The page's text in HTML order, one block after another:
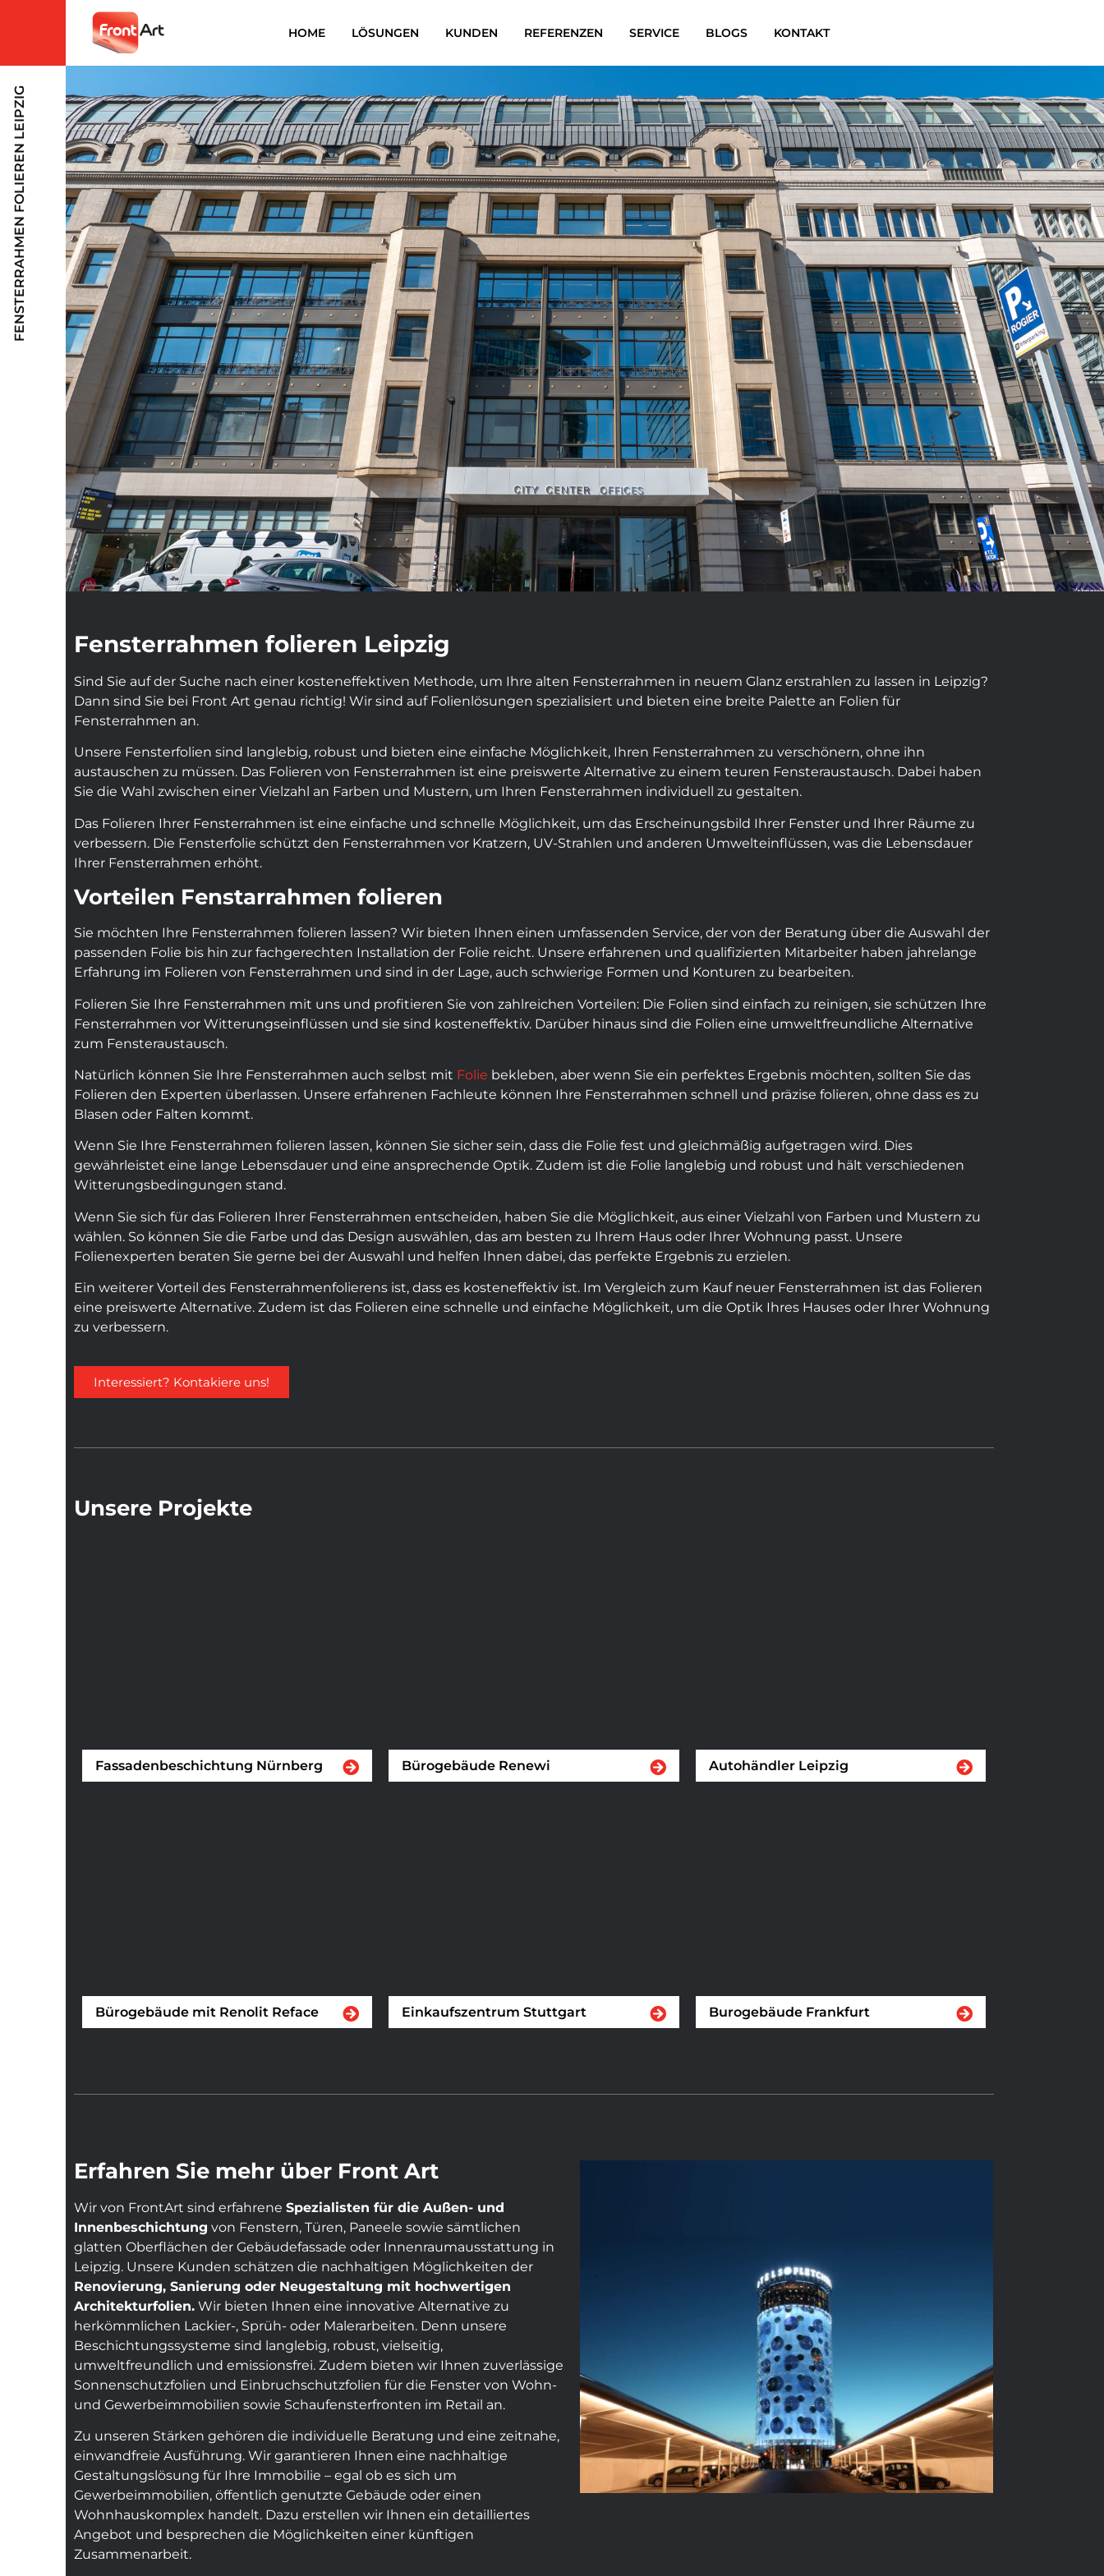
HOME LÖSUNGEN KUNDEN REFERENZEN SERVICE BLOGS KONTAKT
FENSTERRAHMEN FOLIEREN LEIPZIG
Fensterrahmen folieren Leipzig
Sind Sie auf der Suche nach einer kosteneffektiven Methode, um Ihre alten Fensterrahmen in neuem Glanz erstrahlen zu lassen in Leipzig?
Dann sind Sie bei Front Art genau richtig! Wir sind auf Folienlösungen spezialisiert und bieten eine breite Palette an Folien für
Fensterrahmen an.
Unsere Fensterfolien sind langlebig, robust und bieten eine einfache Möglichkeit, Ihren Fensterrahmen zu verschönern, ohne ihn
austauschen zu müssen. Das Folieren von Fensterrahmen ist eine preiswerte Alternative zu einem teuren Fensteraustausch. Dabei haben
Sie die Wahl zwischen einer Vielzahl an Farben und Mustern, um Ihren Fensterrahmen individuell zu gestalten.
Das Folieren Ihrer Fensterrahmen ist eine einfache und schnelle Möglichkeit, um das Erscheinungsbild Ihrer Fenster und Ihrer Räume zu
verbessern. Die Fensterfolie schützt den Fensterrahmen vor Kratzern, UV-Strahlen und anderen Umwelteinflüssen, was die Lebensdauer
Ihrer Fensterrahmen erhöht.
Vorteilen Fenstarrahmen folieren
Sie möchten Ihre Fensterrahmen folieren lassen? Wir bieten Ihnen einen umfassenden Service, der von der Beratung über die Auswahl der
passenden Folie bis hin zur fachgerechten Installation der Folie reicht. Unsere erfahrenen und qualifizierten Mitarbeiter haben jahrelange
Erfahrung im Folieren von Fensterrahmen und sind in der Lage, auch schwierige Formen und Konturen zu bearbeiten.
Folieren Sie Ihre Fensterrahmen mit uns und profitieren Sie von zahlreichen Vorteilen: Die Folien sind einfach zu reinigen, sie schützen Ihre
Fensterrahmen vor Witterungseinflüssen und sie sind kosteneffektiv. Darüber hinaus sind die Folien eine umweltfreundliche Alternative
zum Fensteraustausch.
Natürlich können Sie Ihre Fensterrahmen auch selbst mit Folie bekleben, aber wenn Sie ein perfektes Ergebnis möchten, sollten Sie das
Folieren den Experten überlassen. Unsere erfahrenen Fachleute können Ihre Fensterrahmen schnell und präzise folieren, ohne dass es zu
Blasen oder Falten kommt.
Wenn Sie Ihre Fensterrahmen folieren lassen, können Sie sicher sein, dass die Folie fest und gleichmäßig aufgetragen wird. Dies
gewährleistet eine lange Lebensdauer und eine ansprechende Optik. Zudem ist die Folie langlebig und robust und hält verschiedenen
Witterungsbedingungen stand.
Wenn Sie sich für das Folieren Ihrer Fensterrahmen entscheiden, haben Sie die Möglichkeit, aus einer Vielzahl von Farben und Mustern zu
wählen. So können Sie die Farbe und das Design auswählen, das am besten zu Ihrem Haus oder Ihrer Wohnung passt. Unsere
Folienexperten beraten Sie gerne bei der Auswahl und helfen Ihnen dabei, das perfekte Ergebnis zu erzielen.
Ein weiterer Vorteil des Fensterrahmenfolierens ist, dass es kosteneffektiv ist. Im Vergleich zum Kauf neuer Fensterrahmen ist das Folieren
eine preiswerte Alternative. Zudem ist das Folieren eine schnelle und einfache Möglichkeit, um die Optik Ihres Hauses oder Ihrer Wohnung
zu verbessern.
Interessiert? Kontakiere uns!
Unsere Projekte
Fassadenbeschichtung Nürnberg Bürogebäude Renewi Autohändler Leipzig
Bürogebäude mit Renolit Reface Einkaufszentrum Stuttgart Burogebäude Frankfurt
Erfahren Sie mehr über Front Art
Wir von FrontArt sind erfahrene Spezialisten für die Außen- und
Innenbeschichtung von Fenstern, Türen, Paneele sowie sämtlichen
glatten Oberflächen der Gebäudefassade oder Innenraumausstattung in
Leipzig. Unsere Kunden schätzen die nachhaltigen Möglichkeiten der
Renovierung, Sanierung oder Neugestaltung mit hochwertigen
Architekturfolien. Wir bieten Ihnen eine innovative Alternative zu
herkömmlichen Lackier-, Sprüh- oder Malerarbeiten. Denn unsere
Beschichtungssysteme sind langlebig, robust, vielseitig,
umweltfreundlich und emissionsfrei. Zudem bieten wir Ihnen zuverlässige
Sonnenschutzfolien und Einbruchschutzfolien für die Fenster von Wohn-
und Gewerbeimmobilien sowie Schaufensterfronten im Retail an.
Zu unseren Stärken gehören die individuelle Beratung und eine zeitnahe,
einwandfreie Ausführung. Wir garantieren Ihnen eine nachhaltige
Gestaltungslösung für Ihre Immobilie – egal ob es sich um
Gewerbeimmobilien, öffentlich genutzte Gebäude oder einen
Wohnhauskomplex handelt. Dazu erstellen wir Ihnen ein detailliertes
Angebot und besprechen die Möglichkeiten einer künftigen
Zusammenarbeit.